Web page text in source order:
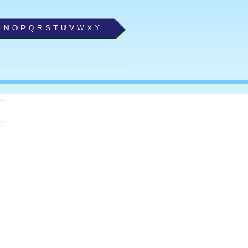
N O P Q R S T U V W X Y